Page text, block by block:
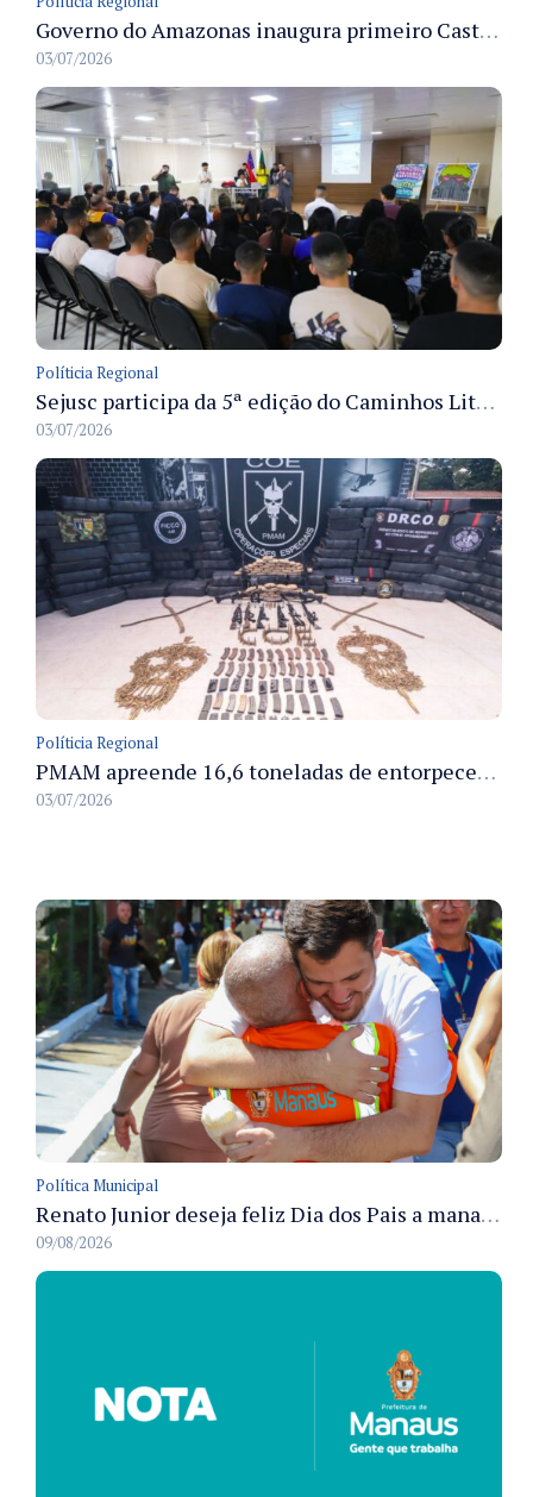
Governo do Amazonas inaugura primeiro Castramóvel Fluvial para atendimento veterinário às comunidades ribeirinhas e castração gratuita
03/07/2026
Políticia Regional
Sejusc participa da 5ª edição do Caminhos Literários com foco na cultura hip-hop nas unidades socioeducativas
03/07/2026
Políticia Regional
PMAM apreende 16,6 toneladas de entorpecentes e registra aumento nas prisões em flagrante e nas capturas de foragidos no primeiro semestre de 2026
03/07/2026
Política Municipal
Renato Junior deseja feliz Dia dos Pais a manauaras e detalha preparo dos cemitérios municipais
09/08/2026